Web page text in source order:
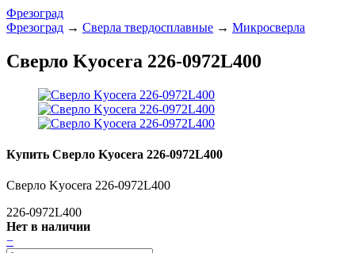
Фрезоград
Фрезоград → Сверла твердосплавные → Микросверла
Сверло Kyocera 226-0972L400
Купить Сверло Kyocera 226-0972L400
Сверло Kyocera 226-0972L400
226-0972L400
Нет в наличии
−